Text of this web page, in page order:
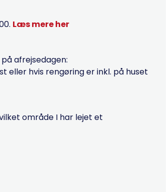
Læs mere her
afrejsedagen:
eller hvis rengøring er inkl. på huset
område I har lejet et